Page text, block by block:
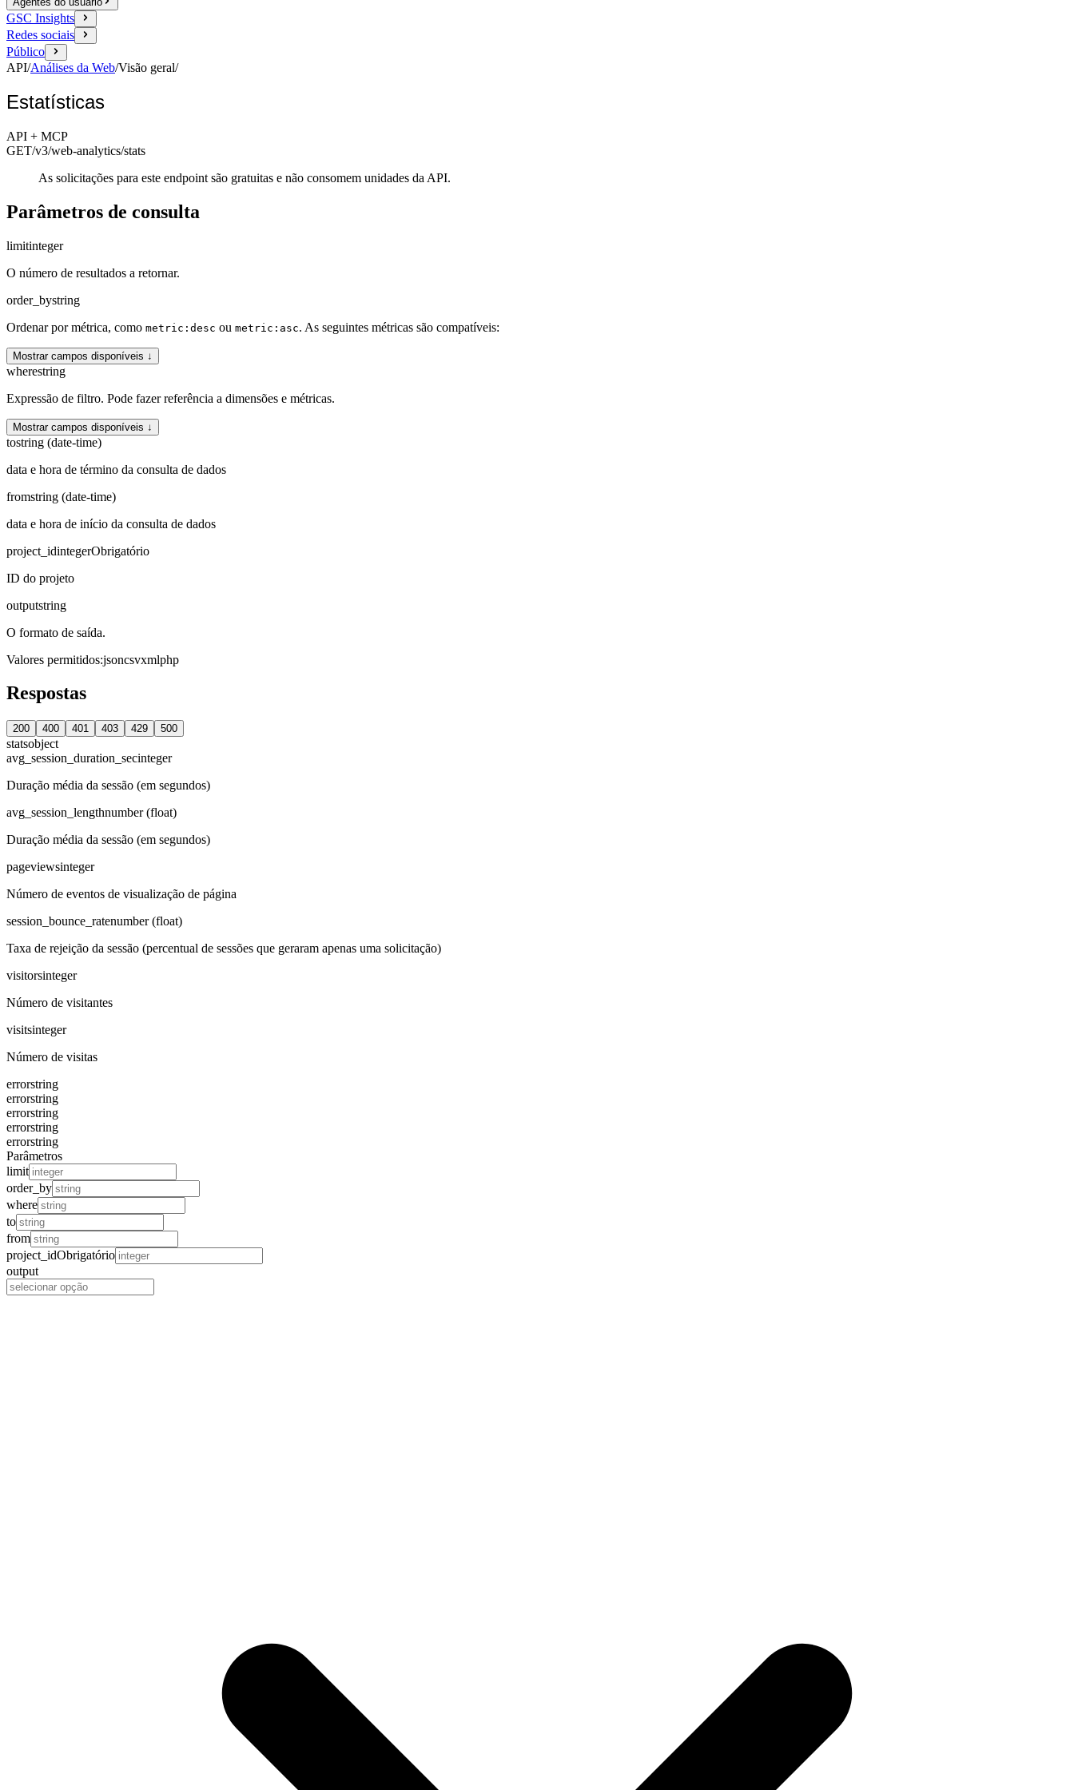
GSC Insights
Redes sociais
Público
API/Análises da Web/Visão geral/
Estatísticas
API + MCP
GET/v3/web-analytics/stats
As solicitações para este endpoint são gratuitas e não consomem unidades da API.
Parâmetros de consulta
limitinteger
O número de resultados a retornar.
order_bystring
Ordenar por métrica, como metric:desc ou metric:asc. As seguintes métricas são compatíveis:
Mostrar campos disponíveis ↓
wherestring
Expressão de filtro. Pode fazer referência a dimensões e métricas.
Mostrar campos disponíveis ↓
tostring (date-time)
data e hora de término da consulta de dados
fromstring (date-time)
data e hora de início da consulta de dados
project_idintegerObrigatório
ID do projeto
outputstring
O formato de saída.
Valores permitidos:jsoncsvxmlphp
Respostas
200 400 401 403 429 500
statsobject
avg_session_duration_secinteger
Duração média da sessão (em segundos)
avg_session_lengthnumber (float)
Duração média da sessão (em segundos)
pageviewsinteger
Número de eventos de visualização de página
session_bounce_ratenumber (float)
Taxa de rejeição da sessão (percentual de sessões que geraram apenas uma solicitação)
visitorsinteger
Número de visitantes
visitsinteger
Número de visitas
errorstring
errorstring
errorstring
errorstring
errorstring
Parâmetros
limit
order_by
where
to
from
project_idObrigatório
output